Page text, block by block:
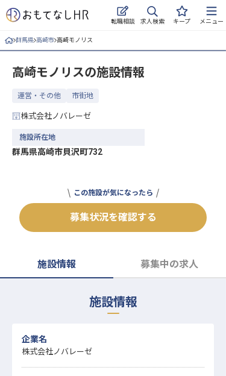
転職相談 求人検索 キープ メニュー
ログイン
求人・施設を探す
キープした求人
おもてなしHRについて
よくある質問
群馬県 高崎市 高崎モノリス
高崎モノリスの施設情報
運営・その他 市街地
株式会社ノバレーゼ
施設所在地
群馬県高崎市貝沢町732
この施設が気になったら
募集状況を確認する
施設情報 募集中の求人
施設情報
企業名
株式会社ノバレーゼ